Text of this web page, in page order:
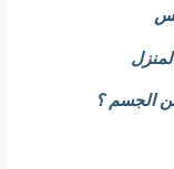
الجسم ؟